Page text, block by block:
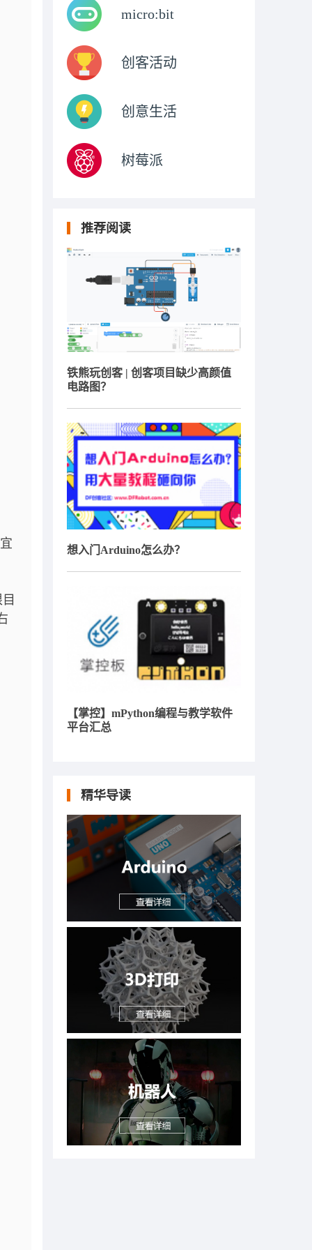
micro:bit
创客活动
创意生活
树莓派
推荐阅读
铁熊玩创客 | 创客项目缺少高颜值
电路图？
想入门Arduino怎么办？
【掌控】mPython编程与教学软件
平台汇总
精华导读